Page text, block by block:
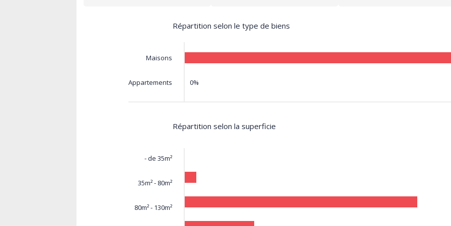
Répartition selon le type de biens
Maisons
Appartements 0%
Répartition selon la superficie
- de 35m²
35m² - 80m²
80m² - 130m²